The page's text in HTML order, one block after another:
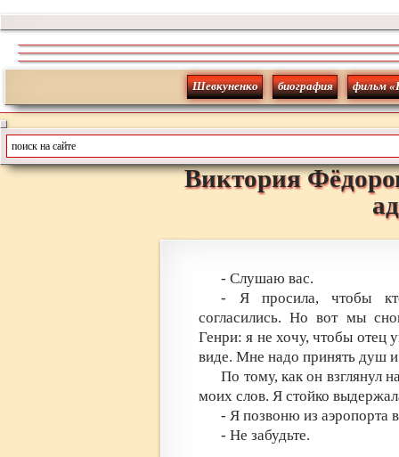
Шевкуненко биография фильм
Виктория
- Слушаю вас.
- Я просила, чтобы
согласились. Но вот мы
Генри: я не хочу, чтобы отец
виде. Мне надо принять душ и
По тому, как он взглянул
моих слов. Я стойко
- Я позвоню из аэропорта
- Не забудьте.